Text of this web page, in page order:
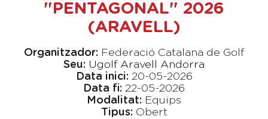
"PENTAGONAL" 2026
(ARAVELL)
Organitzador: Federació Catalana de Golf
Seu: Ugolf Aravell Andorra
Data inici: 20-05-2026
Data fi: 22-05-2026
Modalitat: Equips
Tipus: Obert